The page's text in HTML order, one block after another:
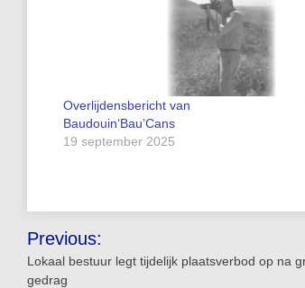
Overlijdensbericht van
Baudouin‘Bau’Cans
19 september 2025
Bericht
navigatie
Previous:
Lokaal bestuur legt tijdelijk plaatsverbod op na
gedrag